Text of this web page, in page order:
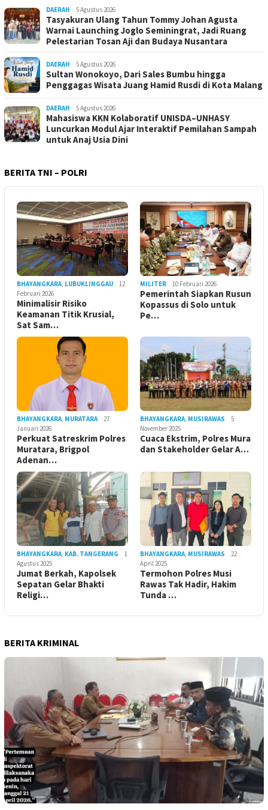
DAERAH 5 Agustus 2026
Tasyakuran Ulang Tahun Tommy Johan Agusta
Warnai Launching Joglo Seminingrat, Jadi Ruang
Pelestarian Tosan Aji dan Budaya Nusantara
DAERAH 5 Agustus 2026
Sultan Wonokoyo, Dari Sales Bumbu hingga
Penggagas Wisata Juang Hamid Rusdi di Kota Malang
DAERAH 5 Agustus 2026
Mahasiswa KKN Kolaboratif UNISDA–UNHASY
Luncurkan Modul Ajar Interaktif Pemilahan Sampah
untuk Anaj Usia Dini
BERITA TNI – POLRI
BHAYANGKARA LUBUKLINGGAU
12
Februari 2026
Minimalisir Risiko
Keamanan Titik Krusial,
Sat Sam…
MILITER 10 Februari 2026
Pemerintah Siapkan Rusun
Kopassus di Solo untuk
Pe…
BHAYANGKARA MURATARA
27
Januari 2026
Perkuat Satreskrim Polres
Muratara, Brigpol
Adenan…
BHAYANGKARA MUSIRAWAS
5
November 2025
Cuaca Ekstrim, Polres Mura
dan Stakeholder Gelar A…
BHAYANGKARA KAB. TANGERANG
1
Agustus 2025
Jumat Berkah, Kapolsek
Sepatan Gelar Bhakti
Religi…
BHAYANGKARA MUSIRAWAS
22
April 2025
Termohon Polres Musi
Rawas Tak Hadir, Hakim
Tunda …
BERITA KRIMINAL